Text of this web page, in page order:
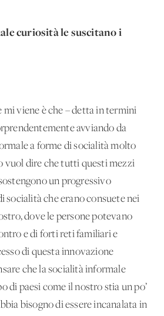
curiosità le suscitano i
viene è che – detta in termini
avviando da
a forme di socialità molto
vuol dire che tutti questi mezzi
un progressivo
socialità che erano consuete nei
dove le persone potevano
e di forti reti familiari e
di questa innovazione
che la socialità informale
di paesi come il nostro stia un po’
bisogno di essere incanalata in